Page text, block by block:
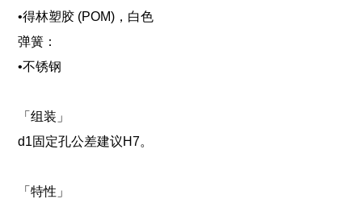
•得林塑胶 (POM)，白色
弹簧：
•不锈钢
「组装」
d1固定孔公差建议H7。
「特性」